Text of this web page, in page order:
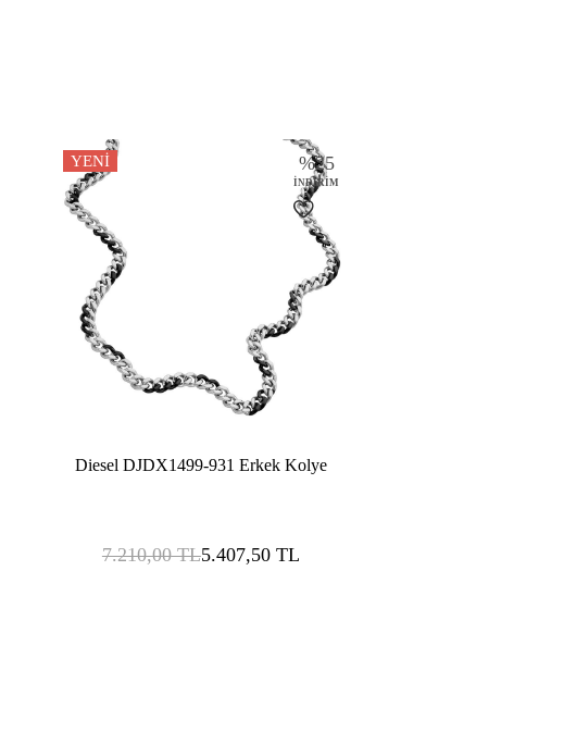
YENI %25
İNDIRIM
Diesel DJDX1499-931 Erkek Kolye
7.210,00TL5.407,50TL